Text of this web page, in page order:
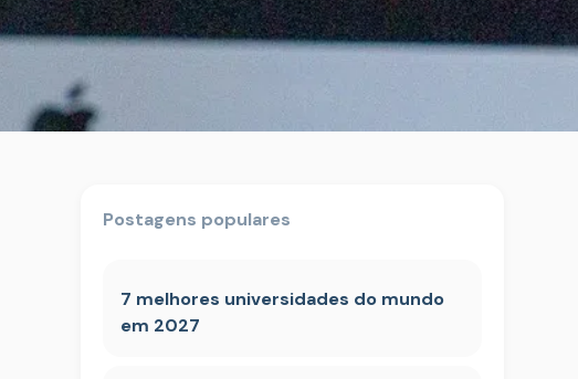
Postagens populares
7 melhores universidades do mundo
em 2027